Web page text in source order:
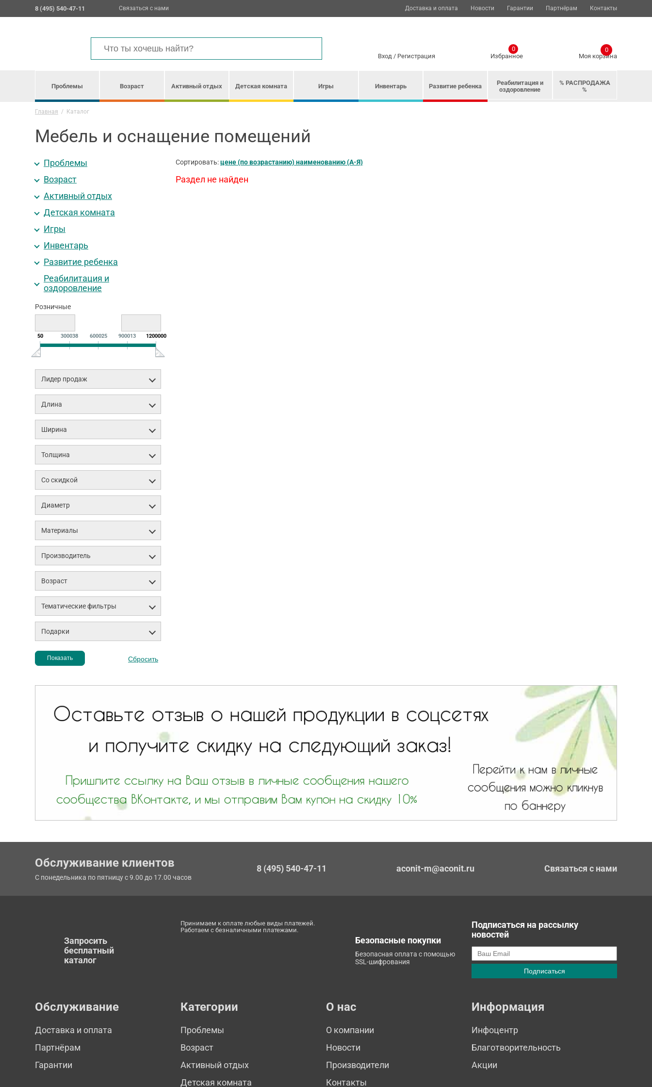
8 (495) 540-47-11 Связаться с нами Доставка и оплата Новости Гарантии Партнёрам Контакты
Вход/ Регистрация Избранное
0
Моя корзина
0
Проблемы Возраст Активный отдых Детская комната Игры Инвентарь Развитие ребенка
Реабилитация и
оздоровление
% РАСПРОДАЖА
%
Главная / Каталог
Мебель и оснащение помещений
Проблемы
Возраст
Активный отдых
Детская комната
Игры
Инвентарь
Развитие ребенка
Реабилитация и
оздоровление
Розничные
50 300038 600025 900013 1200000
Лидер продаж
Длина
Ширина
Толщина
Со скидкой
Диаметр
Материалы
Производитель
Возраст
Тематические фильтры
Подарки
Сортировать:цене (по возрастанию)наименованию (А-Я)
Раздел не найден
Обслуживание клиентов
С понедельника по пятницу с 9.00 до 17.00 часов
8 (495) 540-47-11 aconit-m@aconit.ru Связаться с нами
Запросить
бесплатный
каталог
Принимаем к оплате любые виды платежей.
Работаем с безналичными платежами.
Безопасные покупки
Безопасная оплата с помощью
SSL-шифрования
Подписаться на рассылку
новостей
Обслуживание
Доставка и оплата
Партнёрам
Гарантии
Категории
Проблемы
Возраст
Активный отдых
Детская комната
О нас
О компании
Новости
Производители
Контакты
Информация
Инфоцентр
Благотворительность
Акции